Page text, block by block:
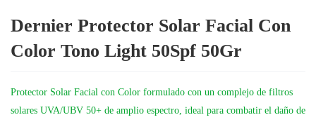
Dernier Protector Solar Facial Con
Color Tono Light 50Spf 50Gr
Protector Solar Facial con Color formulado con un complejo de filtros
solares UVA/UBV 50+ de amplio espectro, ideal para combatir el daño de